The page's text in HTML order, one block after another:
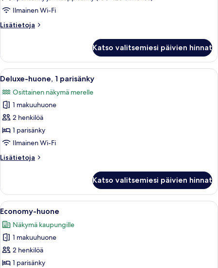
Ilmainen Wi-Fi
Lisätietoja
Lisätietoja
Katso valitsemiesi päivien hinnat
Avaa
kaikki
huonetyypin
Deluxe-
huone,
1
parisänky
Hotellihuone, jossa on suuri sänky,
4
Deluxe-huone, 1 parisänky
Osittainen näkymä merelle
1 makuuhuone
2 henkilöä
1 parisänky
Ilmainen Wi-Fi
Lisätietoja
Lisätietoja
1
parisänky
Katso valitsemiesi päivien hinnat
Avaa
kaikki
huonetyypin
Economy-
huone
kuvat
Moderni hotellihuone, jossa on suuri
4
Economy-huone
Näkymä kaupungille
1 makuuhuone
2 henkilöä
1 parisänky